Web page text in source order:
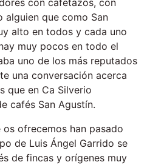
alguien que como San
alto en todos y cada uno
muy pocos en todo el
uno de los más reputados
una conversación acerca
que en Ca Silverio
cafés San Agustín.
ofrecemos han pasado
de Luis Ángel Garrido se
de fincas y orígenes muy